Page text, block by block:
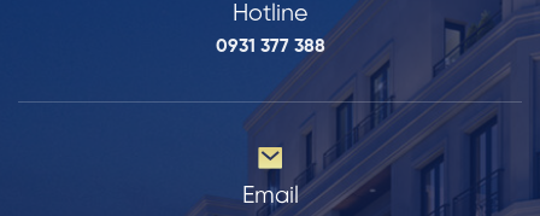
Hotline
0931 377 388
Email